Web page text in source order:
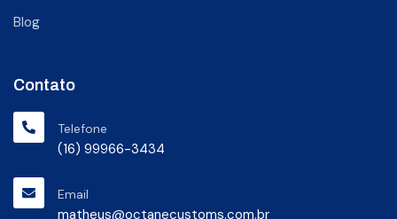
Blog
Contato
Telefone
(16) 99966-3434
Email
matheus@octanecustoms.com.br